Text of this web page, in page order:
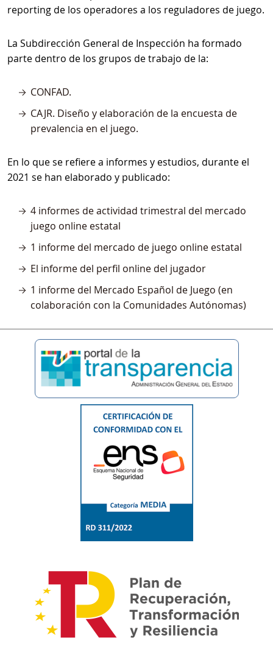
reporting de los operadores a los reguladores de juego.
La Subdirección General de Inspección ha formado
parte dentro de los grupos de trabajo de la:
CONFAD.
CAJR. Diseño y elaboración de la encuesta de
prevalencia en el juego.
En lo que se refiere a informes y estudios, durante el
2021 se han elaborado y publicado:
4 informes de actividad trimestral del mercado
juego online estatal
1 informe del mercado de juego online estatal
El informe del perfil online del jugador
1 informe del Mercado Español de Juego (en
colaboración con la Comunidades Autónomas)